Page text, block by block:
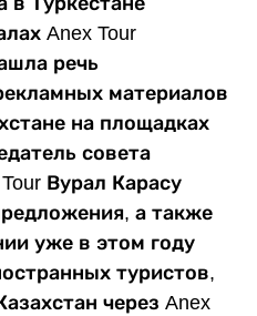
Anex Tour
речь
материалов
на площадках
совета
Вурал Карасу
а также
уже в этом году
туристов,
через Anex